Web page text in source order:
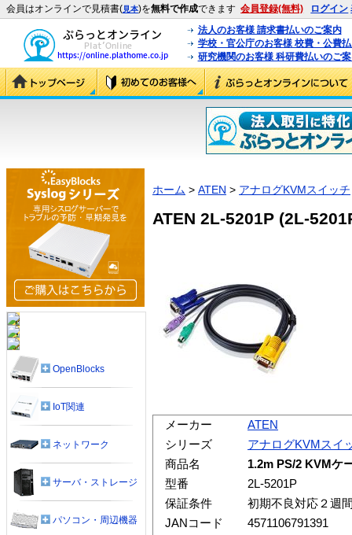
会員はオンラインで見積書(見本)を無料で作成できます 会員登録(無料) ログイン
法人のお客様 請求書払いのご案内
学校・官公庁のお客様 校費・公費
研究機関のお客様 科研費払いのご
ホーム > ATEN > アナログKVMスイッチ
ATEN 2L-5201P (2L-
メーカー
ATEN
シリーズ
アナログKVMスイ
商品名
1.2m PS/2 KVMケ
型番
2L-5201P
保証条件
初期不良対応２週
JANコード
4571106791391
OpenBlocks
IoT関連
ネットワーク
サーバ・ストレージ
パソコン・周辺機器